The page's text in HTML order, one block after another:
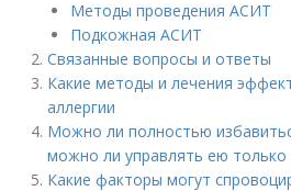
Методы проведения АСИТ
Подкожная АСИТ
Связанные вопросы и ответы
Какие методы и лечения
аллергии
Можно ли полностью
можно ли управлять ею
Какие факторы могут